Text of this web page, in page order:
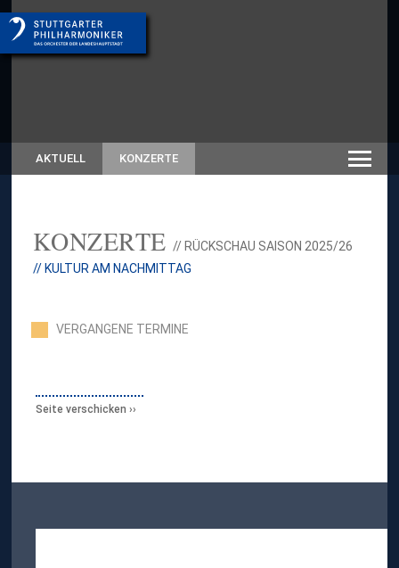
AKTUELL KONZERTE
KONZERTE// RÜCKSCHAU SAISON 2025/26
// KULTUR AM NACHMITTAG
VERGANGENE TERMINE
Seite verschicken